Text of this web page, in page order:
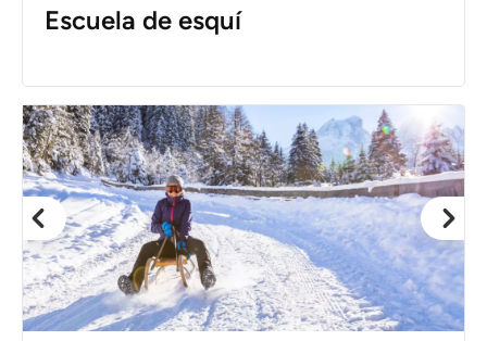
Escuela de esquí